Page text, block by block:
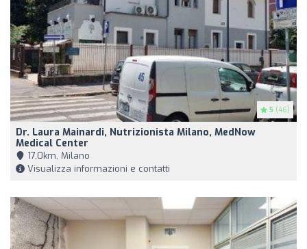
5 (46)
Dr. Laura Mainardi, Nutrizionista Milano, MedNow
Medical Center
17,0km, Milano
Visualizza informazioni e contatti